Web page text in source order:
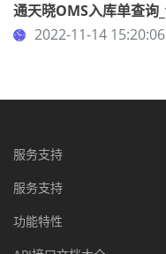
通天晓OMS入库单查
2022-11-14 15:20:06
服务支持
服务支持
功能特性